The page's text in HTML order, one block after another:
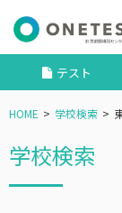
テスト
HOME 学校検索
学校検索